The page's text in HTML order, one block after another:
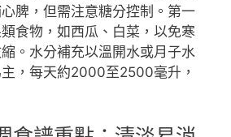
脾，但需注意糖分控制。第一
食物，如西瓜、白菜，以免寒
。水分補充以溫開水或月子水
主，每天約2000至2500毫升，